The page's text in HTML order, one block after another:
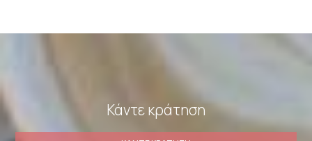
Κάντε κράτηση